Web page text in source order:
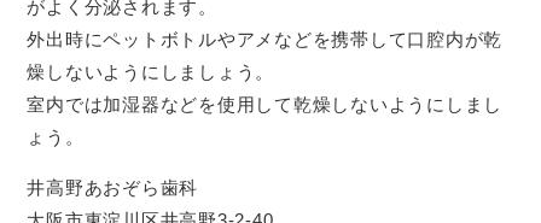
がよく分泌されます。
外出時にペットボトルやアメなどを携帯して口腔内が乾
燥しないようにしましょう。
室内では加湿器などを使用して乾燥しないようにしまし
ょう。
井高野あおぞら歯科